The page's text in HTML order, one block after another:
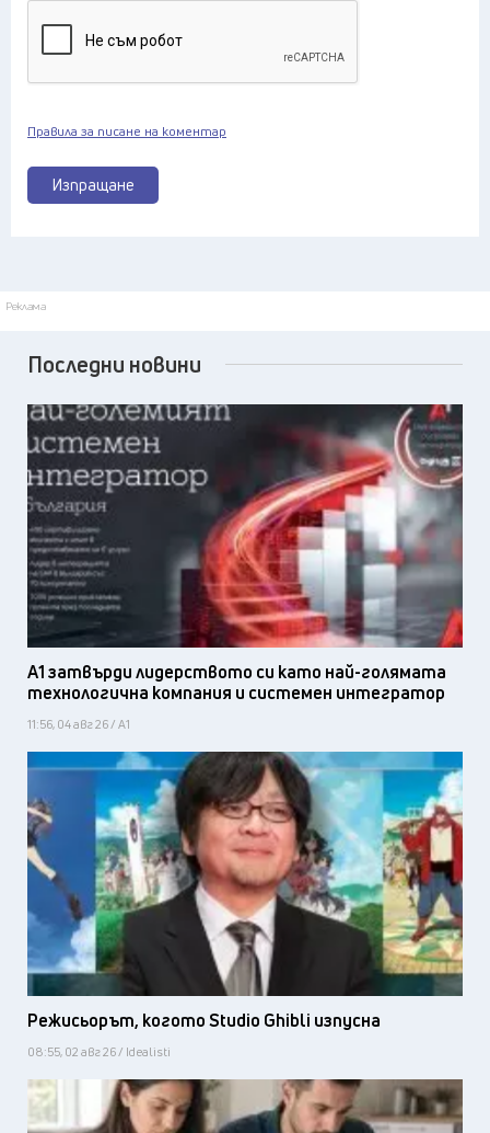
Изпращане
Правила за писане на коментар
Реклама
Последни новини
А1 затвърди лидерството си като най-голямата
технологична компания и системен интегратор
11:56, 04 авг 26 / А1
Режисьорът, когото Studio Ghibli изпусна
08:55, 02 авг 26 / Idealisti